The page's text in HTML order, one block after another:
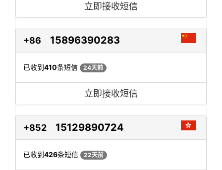
立即接收短信
+86 15896390283
已收到410条短信 24天前
立即接收短信
+852 15129890724
已收到426条短信 22天前